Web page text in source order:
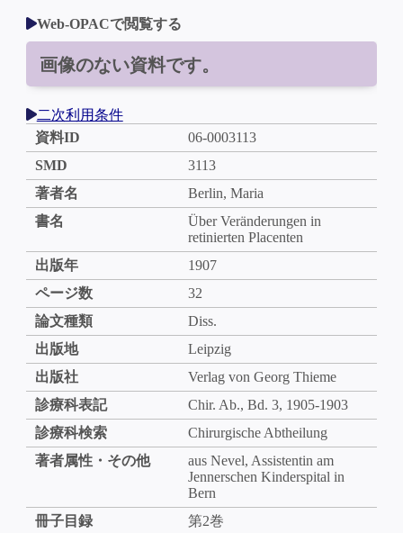
Web-OPACで閲覧する
画像のない資料です。
二次利用条件
資料ID
06-0003113
SMD
3113
著者名
Berlin, Maria
書名
Über Veränderungen in
retinierten Placenten
出版年
1907
ページ数
32
論文種類
Diss.
出版地
Leipzig
出版社
Verlag von Georg Thieme
診療科表記
Chir. Ab., Bd. 3, 1905-1903
診療科検索
Chirurgische Abtheilung
著者属性・その他
aus Nevel, Assistentin am
Jennerschen Kinderspital in
Bern
冊子目録
第2巻